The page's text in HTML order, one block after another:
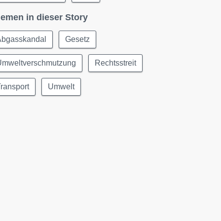
in dieser Story
Gesetz
Rechtsstreit
Umwelt